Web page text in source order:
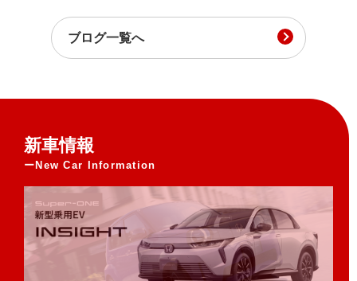
ブログ一覧へ
新車情報
New Car Information